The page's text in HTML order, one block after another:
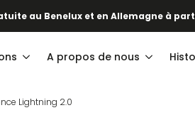
au Benelux et en Allemagne à
A propos de nous
Lightning 2.0